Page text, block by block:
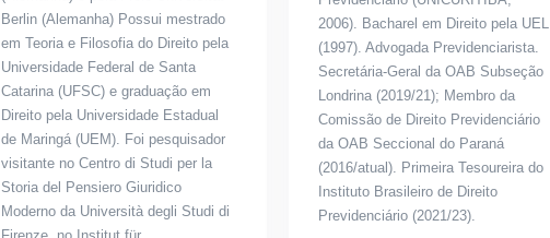
Berlin (Alemanha) Possui mestrado
em Teoria e Filosofia do Direito pela
Universidade Federal de Santa
Catarina (UFSC) e graduação em
Direito pela Universidade Estadual
de Maringá (UEM). Foi pesquisador
visitante no Centro di Studi per la
Storia del Pensiero Giuridico
Moderno da Università degli Studi di
2006). Bacharel em Direito pela UEL
(1997). Advogada Previdenciarista.
Secretária-Geral da OAB Subseção
Londrina (2019/21); Membro da
Comissão de Direito Previdenciário
da OAB Seccional do Paraná
(2016/atual). Primeira Tesoureira do
Instituto Brasileiro de Direito
Previdenciário (2021/23).